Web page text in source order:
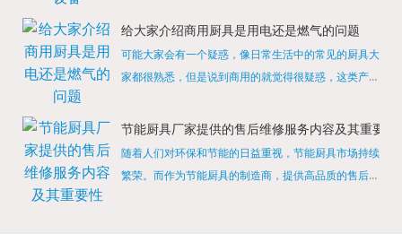
烹饪设备，既能节省空间，又能满足多样化的烹饪需
给大家介绍商用厨具是用电还是燃气的问题
可能大家会有一个疑惑，像日常生活中的常见的厨具大
家都很熟悉，但是说到商用的就觉得很疑惑，这类产品
店用的就是商用的吗?还真别说，真被大家猜对了，这
节能厨具厂家提供的售后维修服务内容及其重要性
随着人们对环保和节能的日益重视，节能厨具市场持续
繁荣。而作为节能厨具的制造商，提供高品质的售后维